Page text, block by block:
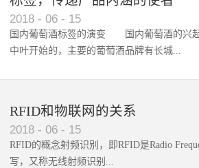
2018 - 06 - 15
国内葡萄酒标签的演变 国内葡萄酒的兴
中叶开始的，主要的葡萄酒品牌有长城...
RFID和物联网的关系
2018 - 06 - 15
RFID的概念射频识别，即RFID是Radio
写，又称无线射频识别...